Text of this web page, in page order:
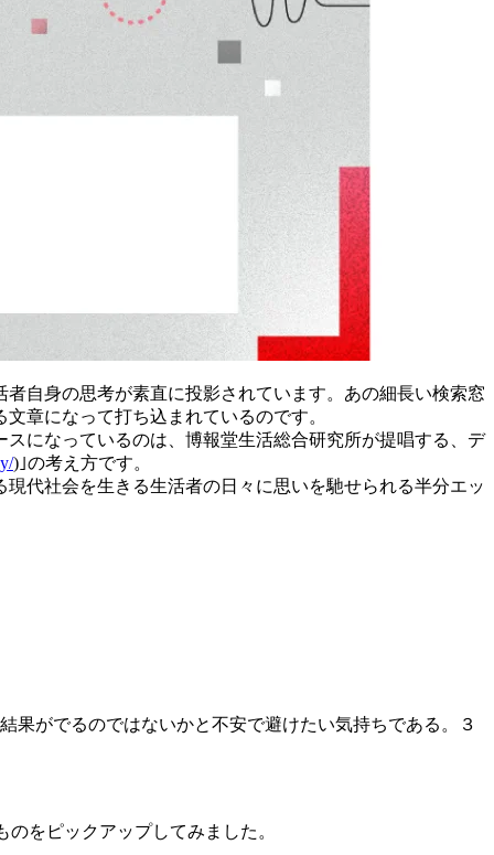
自身の思考が素直に投影されています。あの細長い検索窓
章になって打ち込まれているのです。
になっているのは、博報堂生活総合研究所が提唱する、デ
)｣の考え方です。
代社会を生きる生活者の日々に思いを馳せられる半分エッ
果がでるのではないかと不安で避けたい気持ちである。３
をピックアップしてみました。